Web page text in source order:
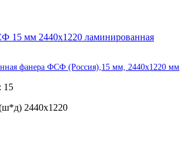
фанера ФСФ (Россия),15 мм, 2440x1220 мм
15
2440x1220